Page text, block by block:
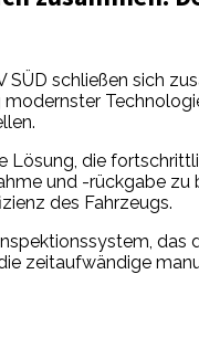
SÜD schließen sich
Lösung, die
und -rückgabe
des Fahrzeugs.
zeitaufwändige